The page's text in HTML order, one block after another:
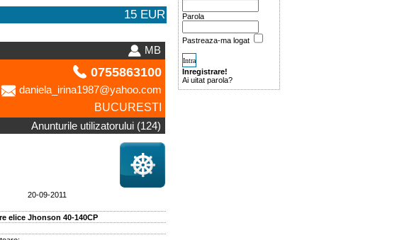
15 EUR
MB
0755863100
daniela_irina1987@yahoo.com
BUCURESTI
Anunturile utilizatorului (124)
20-09-2011
elice Jhonson 40-140CP
Parola
Pastreaza-ma logat
Inregistrare!
Ai uitat parola?